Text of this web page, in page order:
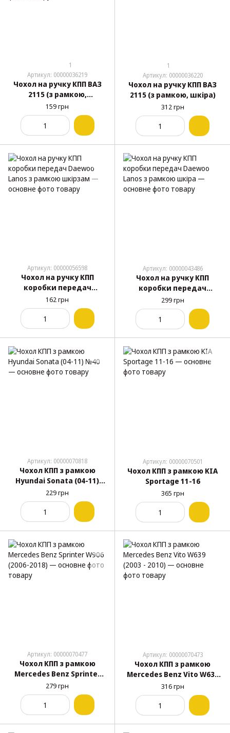
1
Артикул: 00000036219
Чохол на ручку КПП ВАЗ
2115 (з рамкою,
шкірозамінник)
159 грн
1
Артикул: 00000036220
Чохол на ручку КПП ВАЗ
2115 (з рамкою, шкіра)
312 грн
Артикул: 00000056598
Чохол на ручку КПП
коробки передач
Daewoo Lanos з рамкою
шкірзам
162 грн
Артикул: 00000043486
Чохол на ручку КПП
коробки передач
Daewoo Lanos з рамкою
шкіра
299 грн
Артикул: 00000070818
Чохол КПП з рамкою
Hyundai Sonata (04-11)
№40
229 грн
Артикул: 00000070501
Чохол КПП з рамкою KIA
Sportage 11-16
365 грн
Артикул: 00000070477
Чохол КПП з рамкою
Mercedes Benz Sprinter
W906 (2006-2018)
279 грн
Артикул: 00000070473
Чохол КПП з рамкою
Mercedes Benz Vito W639
(2003 - 2010)
316 грн